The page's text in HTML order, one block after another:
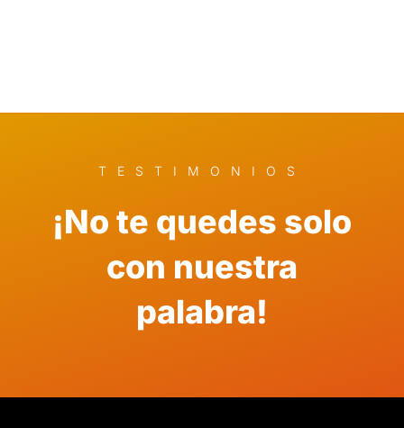
TESTIMONIOS
¡No te quedes solo
con nuestra
palabra!